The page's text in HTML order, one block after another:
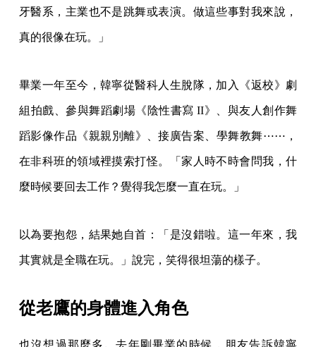
牙醫系，主業也不是跳舞或表演。做這些事對我來說，
真的很像在玩。」
畢業一年至今，韓寧從醫科人生脫隊，加入《返校》劇
組拍戲、參與舞蹈劇場《陰性書寫 II》、與友人創作舞
蹈影像作品《親親別離》、接廣告案、學舞教舞⋯⋯，
在非科班的領域裡摸索打怪。「家人時不時會問我，什
麼時候要回去工作？覺得我怎麼一直在玩。」
以為要抱怨，結果她自首：「是沒錯啦。這一年來，我
其實就是全職在玩。」說完，笑得很坦蕩的樣子。
從老鷹的身體進入角色
也沒想過那麼多。去年剛畢業的時候，朋友告訴韓寧